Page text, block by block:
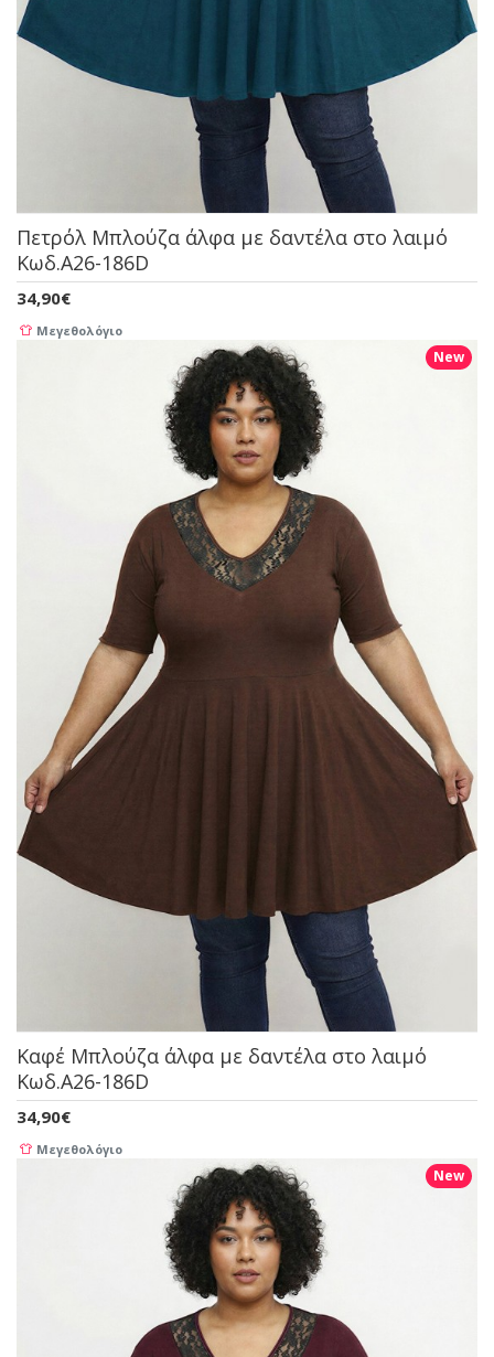
Πετρόλ Μπλούζα άλφα με δαντέλα στο λαιμό
Κωδ.A26-186D
34,90€
Μεγεθολόγιο
New
Καφέ Μπλούζα άλφα με δαντέλα στο λαιμό
Κωδ.A26-186D
34,90€
Μεγεθολόγιο
New